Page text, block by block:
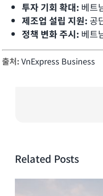
투자 기회 확대: 베트
제조업 설립 지원: 공
정책 변화 주시: 베트
출처: VnExpress Business
Related Posts